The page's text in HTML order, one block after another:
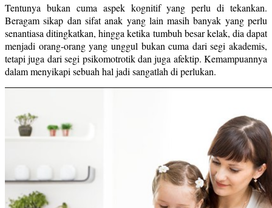
Tentunya bukan cuma aspek kognitif yang perlu di tekankan.
Beragam sikap dan sifat anak yang lain masih banyak yang perlu
senantiasa ditingkatkan, hingga ketika tumbuh besar kelak, dia dapat
menjadi orang-orang yang unggul bukan cuma dari segi akademis,
tetapi juga dari segi psikomotrotik dan juga afektip. Kemampuannya
dalam menyikapi sebuah hal jadi sangatlah di perlukan.